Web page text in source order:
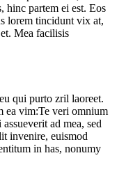
hinc partem ei est. Eos
lorem tincidunt vix at,
Mea facilisis
qui purto zril laoreet.
ea vim:Te veri omnium
ad mea, sed
invenire, euismod
in has, nonumy